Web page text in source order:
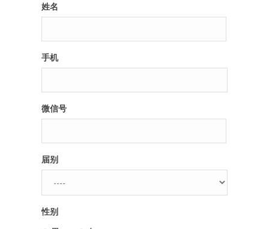
出彩2016
辉煌2013
梦工坊圈
人脉圈
信息圈
姓名
手机
微信号
届别
性别